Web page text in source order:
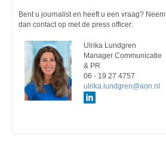
Bent u journalist en heeft u een vraag? Neem
dan contact op met de press officer:
Ulrika Lundgren
Manager Communicatie
& PR
06 - 19 27 4757
ulrika.lundgren@aon.nl